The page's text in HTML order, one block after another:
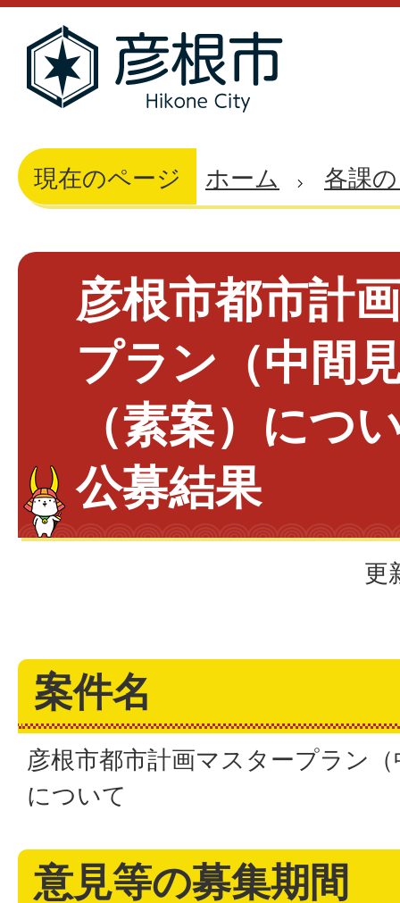
現在のページ ホーム 各課
彦根市都市計
プラン（中間
（素案）につ
公募結果
更
案件名
彦根市都市計画マスタープラン
について
意見等の募集期間